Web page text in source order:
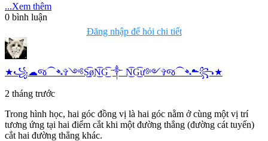
...Xem thêm
0 bình luận
Đăng nhập để hỏi chi tiết
★꧁☁︎જ⁀➴✞༺S͜͡øN͜͡G͜͡ ༒︎ N͜͡G͜͡ư༻✞જ⁀➴☁︎꧂★
2 tháng trước
Trong hình học, hai góc đồng vị là hai góc nằm ở cùng một vị trí
tương ứng tại hai điểm cắt khi một đường thẳng (đường cát tuyến)
cắt hai đường thẳng khác.